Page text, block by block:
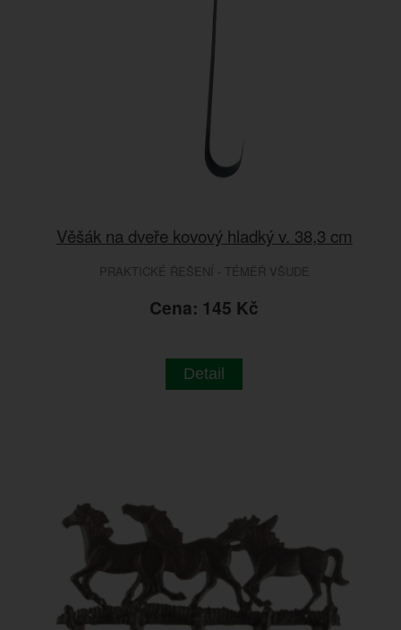
Věšák na dveře kovový hladký v. 38,3 cm
PRAKTICKÉ ŘEŠENÍ - TÉMĚŘ VŠUDE
Cena: 145 Kč
Detail